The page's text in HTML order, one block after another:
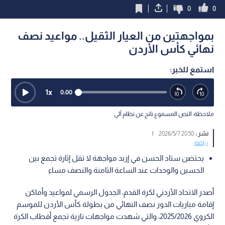
0
0
بمواجهتين من العيار الثقيل.. مواعيد نصف
نهائي كأس الأردن
استمع للخبر:
0:00
1x
ملاحظة: النص المسموع ناتج عن نظام آلي
نشر :20:50 2026/5/7
|
رياضة
يحتضن ستاد الحسن في إربد مواجهة لا تقل إثارة تجمع بين
الحسين والوحدات عند الساعة الثامنة والنصف مساء
أصدر الاتحاد الأردني لكرة القدم، الجدول الرسمي لمواعيد وأماكن
إقامة مباريات الدور نصف النهائي من بطولة كأس الأردن للموسم
الكروي 2025/2026، والتي شهدت مواجهات نارية تجمع أقطاب الكرة